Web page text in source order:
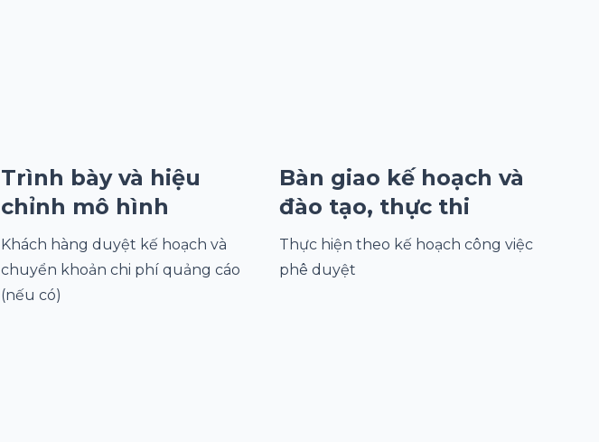
Trình bày và hiệu
chỉnh mô hình
Khách hàng duyệt kế hoạch và
chuyển khoản chi phí quảng cáo
(nếu có)
Bàn giao kế hoạch và
đào tạo, thực thi
Thực hiện theo kế hoạch công việc
phê duyệt